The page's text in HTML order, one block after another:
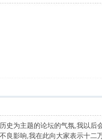
史为主题的论坛的气氛,我以后
良影响,我在此向大家表示十二